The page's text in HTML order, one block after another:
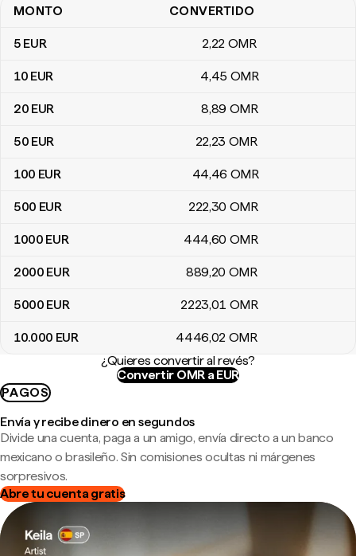
Tabla de conversión de euros a riales omaníes
MONTO CONVERTIDO
5 EUR 2,22 OMR
10 EUR 4,45 OMR
20 EUR 8,89 OMR
50 EUR 22,23 OMR
100 EUR 44,46 OMR
500 EUR 222,30 OMR
1000 EUR 444,60 OMR
2000 EUR 889,20 OMR
5000 EUR 2223,01 OMR
10.000 EUR 4446,02 OMR
¿Quieres convertir al revés?
Convertir OMR a EUR
PAGOS
Envía y recibe dinero en segundos
Divide una cuenta, paga a un amigo, envía directo a un banco
mexicano o brasileño. Sin comisiones ocultas ni márgenes
sorpresivos.
Abre tu cuenta gratis